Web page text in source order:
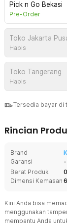
Pick n Go Bekasi
Pre-Order
Toko Jakarta
Habis
Toko Tangerang
Habis
Tersedia bayar di
Rincian
Brand
Garansi
-
Berat Produk
Dimensi Kemasan 6
Kini Anda bisa
menggunakan
membantu Anda